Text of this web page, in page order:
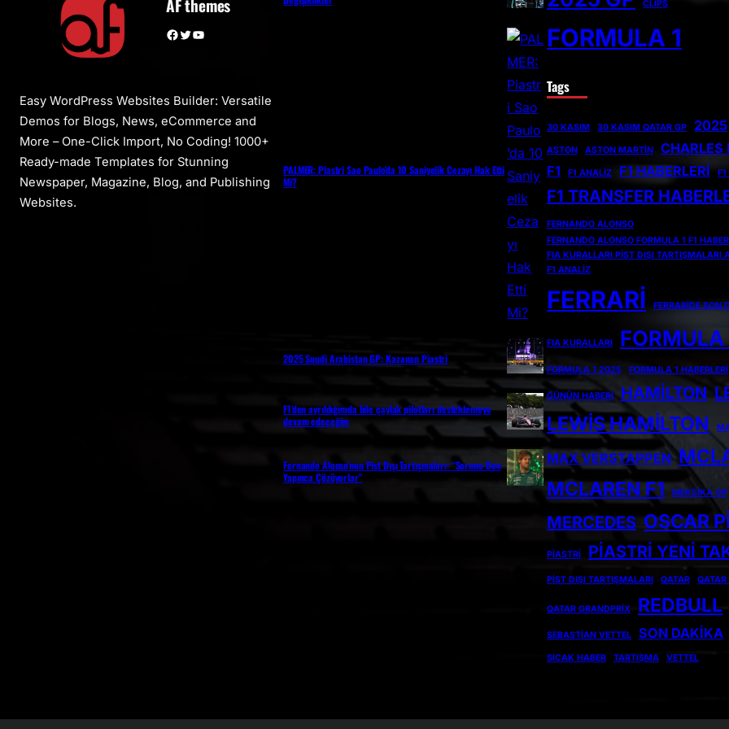
AF themes
Facebook Twitter YouTube
Easy WordPress Websites Builder: Versatile
Demos for Blogs, News, eCommerce and
More – One-Click Import, No Coding! 1000+
Ready-made Templates for Stunning
Newspaper, Magazine, Blog, and Publishing
Websites.
PALMER: Piastri Sao Paulo’da 10 Saniyelik Cezayı Hak Etti
Mi?
2025 Suudi Arabistan GP: Kazanan Piastri
F1’den ayrıldığımda bile çaylak pilotları desteklemeye
devam edeceğim
Fernando Alonso’nun Pist Dışı Tartışmaları: “Sorunu Ben
Yapınca Çözüyorlar”
CLİPS
FORMULA 1
Tags
30 KASIM 30 KASIM QATAR GP 2025
ASTON ASTON MARTIN
CHARLES
F1
F1 ANALIZ F1 HABERLERI
F1 TRANSFER
FERNANDO ALONSO
FERNANDO ALONSO FORMULA 1 F1
FIA KURALLARI PIST DIŞI TARTIŞMALARI
F1 ANALIZ
FERRARI FERRARIDE SON
FIA KURALLARI FORMULA
FORMULA 1 2025 FORMULA 1 HABERLERI
GÜNÜN HABERI HAMILTON
LEWIS HAMILTON
MAX VERSTAPPEN
MCLAREN F1
MEKSIKA GP
MERCEDES OSCAR
PIASTRI PIASTRI YENI
PIST DIŞI TARTIŞMALARI QATAR QATAR
QATAR GRANDPRIX REDBULL
SEBASTIAN VETTEL SON DAKIKA
SICAK HABER TARTIŞMA VETTEL